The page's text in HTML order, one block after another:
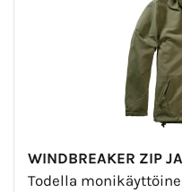
WINDBREAKER ZIP
Todella